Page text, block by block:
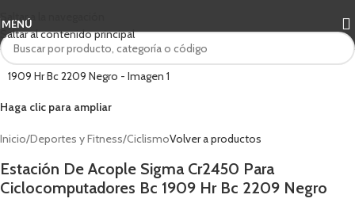
Saltar a la navegación
Saltar al contenido principal
MENÚ
Haga clic para ampliar
Inicio/Deportes y Fitness/CiclismoVolver a productos
Estación De Acople Sigma Cr2450 Para
Ciclocomputadores Bc 1909 Hr Bc 2209 Negro